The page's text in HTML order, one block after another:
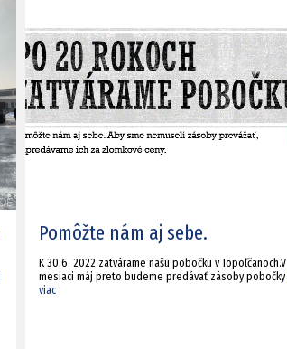
Pomôžte nám aj sebe.
K 30.6. 2022 zatvárame našu pobočku v Topoľčanoch.V
mesiaci máj preto budeme predávať zásoby pobočky
viac